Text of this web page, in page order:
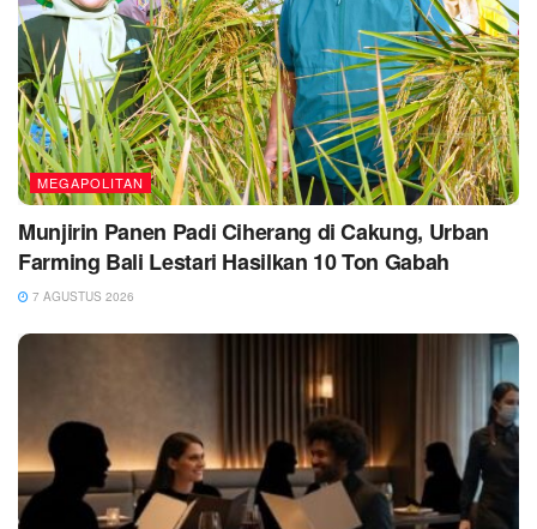
MEGAPOLITAN
Munjirin Panen Padi Ciherang di Cakung, Urban
Farming Bali Lestari Hasilkan 10 Ton Gabah
7 AGUSTUS 2026